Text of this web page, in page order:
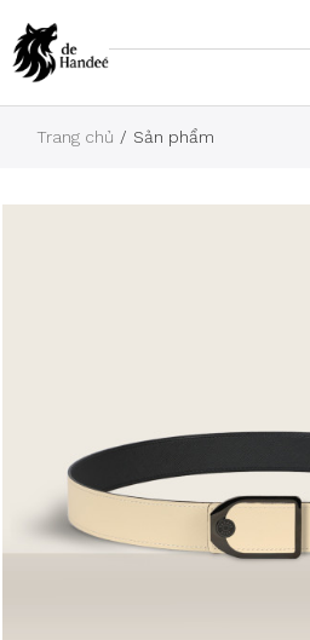
Trang chủ Sản phẩm